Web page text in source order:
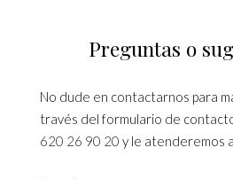
Preguntas o
No dude en contactarnos para
través del formulario de
620 26 90 20 y le atenderemos